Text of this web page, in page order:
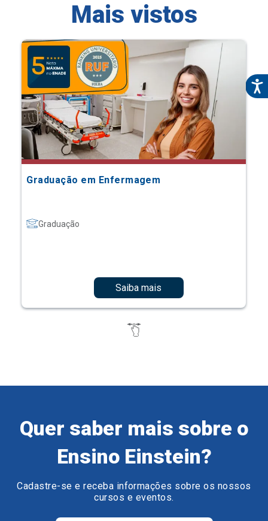
Mais vistos
Graduação em Enfermagem
Graduação
Saiba mais
Quer saber mais sobre o
Ensino Einstein?
Cadastre-se e receba informações sobre os nossos
cursos e eventos.